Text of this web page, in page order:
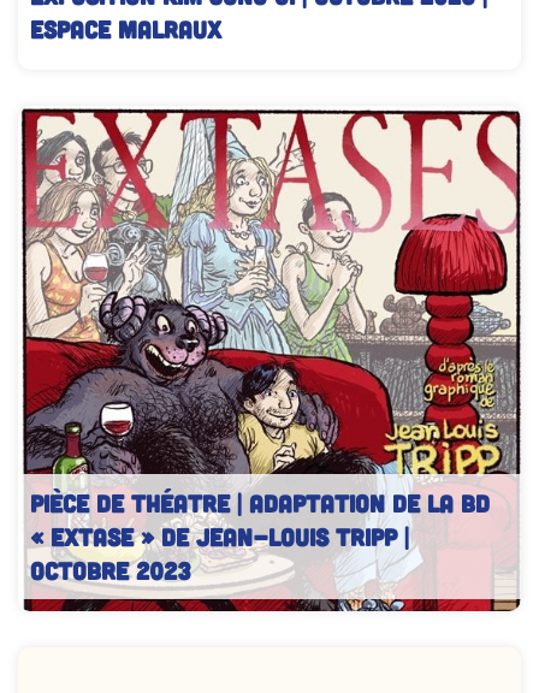
Espace Malraux
PIÈCE DE THÉATRE | Adaptation de la BD
« Extase » de Jean-Louis TRIPP |
Octobre 2023